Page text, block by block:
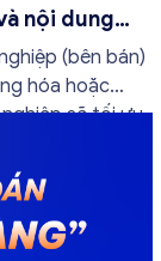
nội dung
(bên bán)
hóa hoặc
sẽ tối ưu
phạt hành